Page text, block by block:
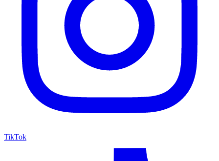
TikTok